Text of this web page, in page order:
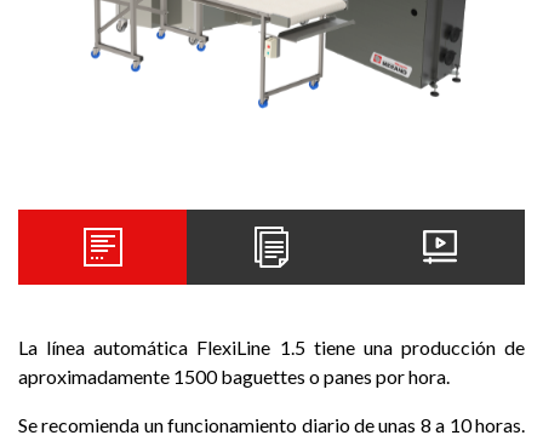
La línea automática FlexiLine 1.5 tiene una producción de
aproximadamente 1500 baguettes o panes por hora.
Se recomienda un funcionamiento diario de unas 8 a 10 horas.